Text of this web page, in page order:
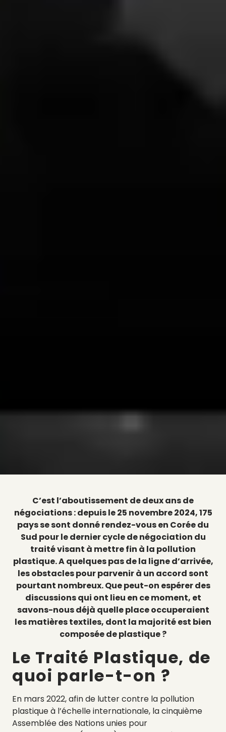
C’est l’aboutissement de deux ans de
négociations : depuis le 25 novembre 2024, 175
pays se sont donné rendez-vous en Corée du
Sud pour le dernier cycle de négociation du
traité visant à mettre fin à la pollution
plastique. A quelques pas de la ligne d’arrivée,
les obstacles pour parvenir à un accord sont
pourtant nombreux. Que peut-on espérer des
discussions qui ont lieu en ce moment, et
savons-nous déjà quelle place occuperaient
les matières textiles, dont la majorité est bien
composée de plastique ?
Le Traité Plastique, de
quoi parle-t-on ?
En mars 2022, afin de lutter contre la pollution
plastique à l’échelle internationale, la cinquième
Assemblée des Nations unies pour